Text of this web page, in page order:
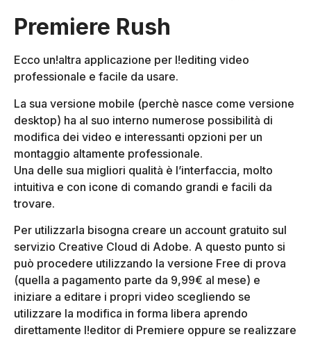
Premiere Rush
Ecco un!altra applicazione per l!editing video
professionale e facile da usare.
La sua versione mobile (perchè nasce come versione
desktop) ha al suo interno numerose possibilità di
modifica dei video e interessanti opzioni per un
montaggio altamente professionale.
Una delle sua migliori qualità è l’interfaccia, molto
intuitiva e con icone di comando grandi e facili da
trovare.
Per utilizzarla bisogna creare un account gratuito sul
servizio Creative Cloud di Adobe. A questo punto si
può procedere utilizzando la versione Free di prova
(quella a pagamento parte da 9,99€ al mese) e
iniziare a editare i propri video scegliendo se
utilizzare la modifica in forma libera aprendo
direttamente l!editor di Premiere oppure se realizzare